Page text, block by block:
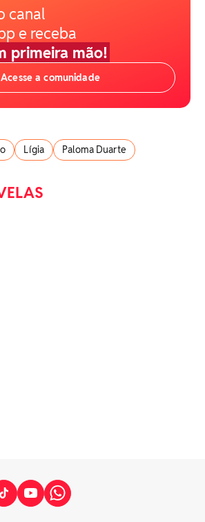
canal
e receba
primeira mão!
Acesse a comunidade
Lígia
Paloma Duarte